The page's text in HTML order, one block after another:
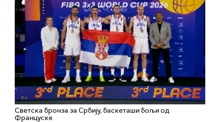
Светска бронза за Србију, баскеташи бољи од
Француске